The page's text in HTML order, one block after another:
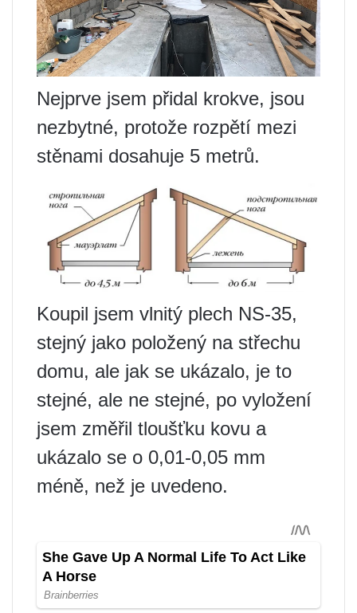
Nejprve jsem přidal krokve, jsou
nezbytné, protože rozpětí mezi
stěnami dosahuje 5 metrů.
Koupil jsem vlnitý plech NS-35,
stejný jako položený na střechu
domu, ale jak se ukázalo, je to
stejné, ale ne stejné, po vyložení
jsem změřil tloušťku kovu a
ukázalo se o 0,01-0,05 mm
méně, než je uvedeno.